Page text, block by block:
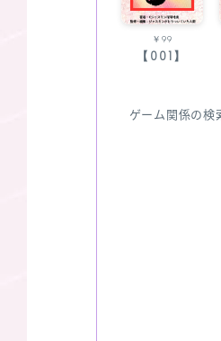
￥99
【001】
ゲーム関係の検